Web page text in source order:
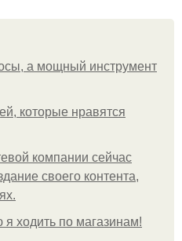
а мощный инструмент
которые нравятся
компании сейчас
своего контента,
ходить по магазинам!